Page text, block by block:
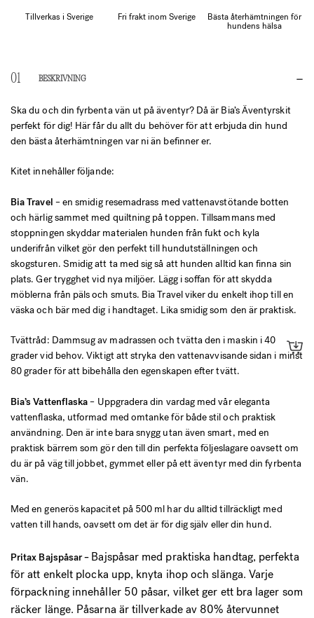
Tillverkas i Sverige Fri frakt inom Sverige
Bästa återhämtningen för
hundens hälsa
BESKRIVNING
Ska du och din fyrbenta vän ut på äventyr? Då är Bia’s Äventyrskit
perfekt för dig! Här får du allt du behöver för att erbjuda din hund
den bästa återhämtningen var ni än befinner er.
Kitet innehåller följande:
Bia Travel – en smidig resemadrass med vattenavstötande botten
och härlig sammet med quiltning på toppen. Tillsammans med
stoppningen skyddar materialen hunden från fukt och kyla
underifrån vilket gör den perfekt till hundutställningen och
skogsturen. Smidig att ta med sig så att hunden alltid kan finna sin
plats. Ger trygghet vid nya miljöer. Lägg i soffan för att skydda
möblerna från päls och smuts. Bia Travel viker du enkelt ihop till en
väska och bär med dig i handtaget. Lika smidig som den är praktisk.
Tvättråd: Dammsug av madrassen och tvätta den i maskin i 40
grader vid behov. Viktigt att stryka den vattenavvisande sidan i minst
80 grader för att bibehålla den egenskapen efter tvätt.
Bia’s Vattenflaska– Uppgradera din vardag med vår eleganta
vattenflaska, utformad med omtanke för både stil och praktisk
användning. Den är inte bara snygg utan även smart, med en
praktisk bärrem som gör den till din perfekta följeslagare oavsett om
du är på väg till jobbet, gymmet eller på ett äventyr med din fyrbenta
vän.
Med en generös kapacitet på 500 ml har du alltid tillräckligt med
vatten till hands, oavsett om det är för dig själv eller din hund.
Pritax Bajspåsar – Bajspåsar med praktiska handtag, perfekta
för att enkelt plocka upp, knyta ihop och slänga. Varje
förpackning innehåller 50 påsar, vilket ger ett bra lager som
räcker länge. Påsarna är tillverkade av 80% återvunnet